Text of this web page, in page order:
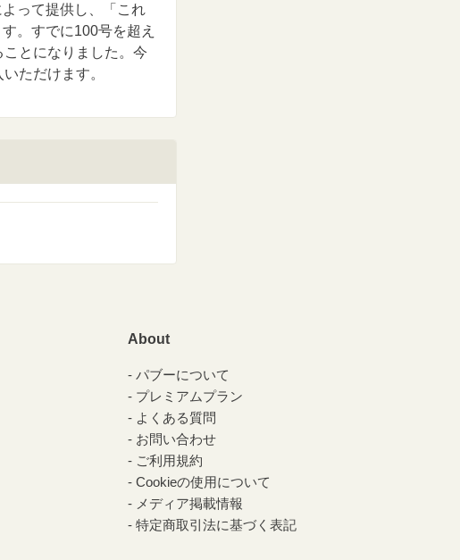
って提供し、「これ
。すでに100号を超え
とになりました。今
ただけます。
About
パブーについて
プレミアムプラン
よくある質問
お問い合わせ
ご利用規約
Cookieの使用について
メディア掲載情報
特定商取引法に基づく表記